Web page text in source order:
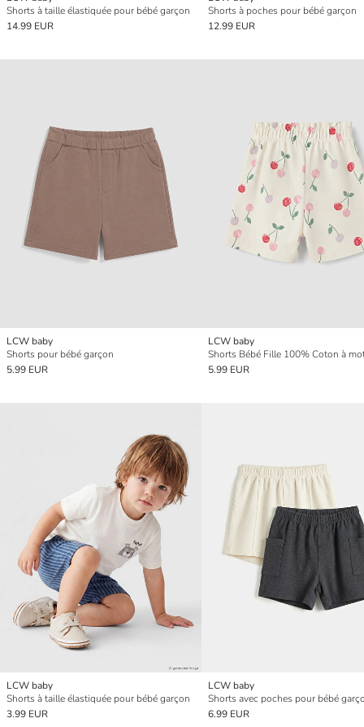
Shorts à taille élastiquée pour bébé garçon
14.99 EUR
Shorts à poches pour bébé garçon
12.99 EUR
LCW baby
Shorts pour bébé garçon
5.99 EUR
LCW baby
5.99 EUR
LCW baby
Shorts à taille élastiquée pour bébé garçon
3.99 EUR
LCW baby
6.99 EUR